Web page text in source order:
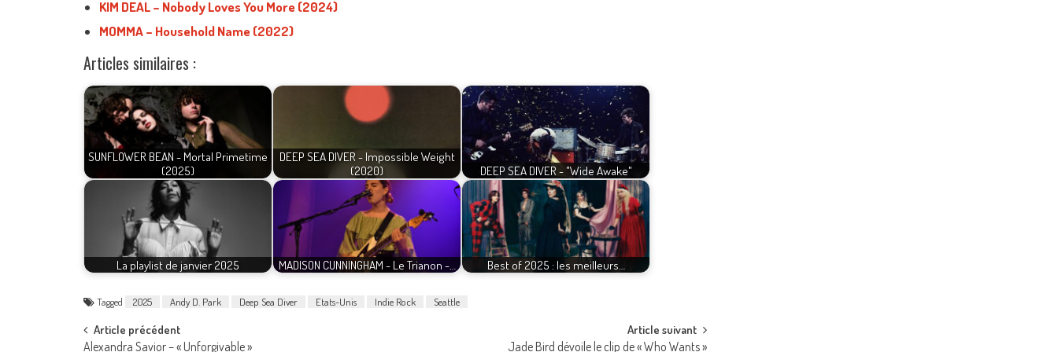
KIM DEAL – Nobody Loves You More (2024)
MOMMA – Household Name (2022)
Articles similaires :
SUNFLOWER BEAN - Mortal Primetime
(2025)
DEEP SEA DIVER - Impossible Weight
(2020)
DEEP SEA DIVER - "Wide Awake"
La playlist de janvier 2025 MADISON CUNNINGHAM - Le Trianon -… Best of 2025 : les meilleurs…
Tagged 2025 Andy D. Park Deep Sea Diver Etats-Unis Indie Rock Seattle
Post
Article précédent
Alexandra Savior – « Unforgivable »
Article suivant
Jade Bird dévoile le clip de « Who Wants »